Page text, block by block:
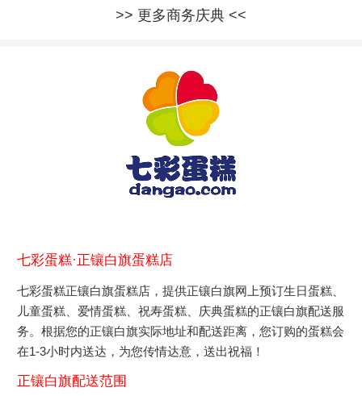
更多商务庆典
七彩蛋糕·正镶白旗蛋糕店
七彩蛋糕正镶白旗蛋糕店，提供正镶白旗网上预订生日蛋糕、
儿童蛋糕、爱情蛋糕、祝寿蛋糕、庆典蛋糕的正镶白旗配送服
务。根据您的正镶白旗实际地址和配送距离，您订购的蛋糕会
在1-3小时内送达，为您传情达意，送出祝福！
正镶白旗配送范围